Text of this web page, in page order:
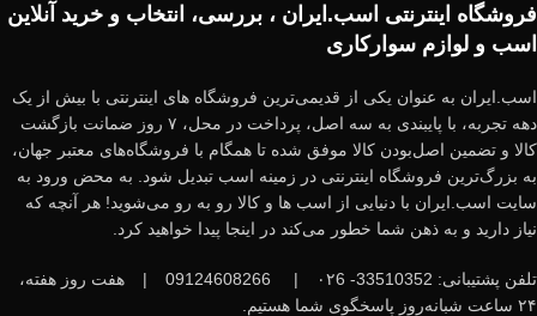
فروشگاه اینترنتی اسب.ایران ، بررسی، انتخاب و خرید آنلاین
اسب و لوازم سوارکاری
اسب.ایران به عنوان یکی از قدیمی‌ترین فروشگاه های اینترنتی با بیش از یک
دهه تجربه، با پایبندی به سه اصل، پرداخت در محل، ۷ روز ضمانت بازگشت
کالا و تضمین اصل‌بودن کالا موفق شده تا همگام با فروشگاه‌های معتبر جهان،
به بزرگ‌ترین فروشگاه اینترنتی در زمینه اسب تبدیل شود. به محض ورود به
سایت اسب.ایران با دنیایی از اسب ها و کالا رو به رو می‌شوید! هر آنچه که
نیاز دارید و به ذهن شما خطور می‌کند در اینجا پیدا خواهید کرد.
تلفن پشتیبانی: 33510352- ۰۲6 |
|
هفت روز هفته،
۲۴ ساعت شبانه‌روز پاسخگوی شما هستیم.